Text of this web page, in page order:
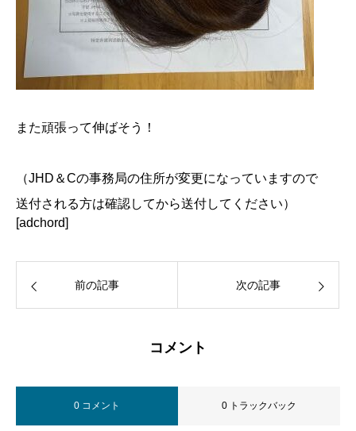
また頑張って伸ばそう！
（JHD＆Cの事務局の住所が変更になっていますので
送付される方は確認してから送付してください）
[adchord]
前の記事 次の記事
コメント
0 コメント 0 トラックバック